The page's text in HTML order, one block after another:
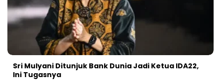
Sri Mulyani Ditunjuk Bank Dunia Jadi Ketua IDA22,
Ini Tugasnya